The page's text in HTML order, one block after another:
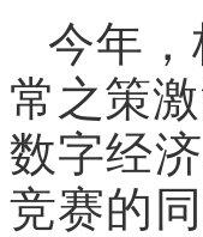
今年
常之策
数字经
竞赛的